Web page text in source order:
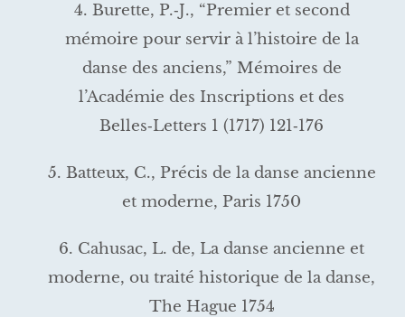
4. Burette, P.‑J., “Premier et second
mémoire pour servir à l’histoire de la
danse des anciens,” Mémoires de
l’Académie des Inscriptions et des
Belles‑Letters 1 (1717) 121‑176
5. Batteux, C., Précis de la danse ancienne
et moderne, Paris 1750
6. Cahusac, L. de, La danse ancienne et
moderne, ou traité his­tori­que de la danse,
The Hague 1754